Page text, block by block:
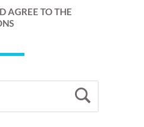
AGREE TO THE